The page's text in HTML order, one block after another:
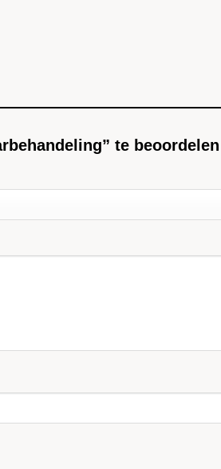
te beoordelen